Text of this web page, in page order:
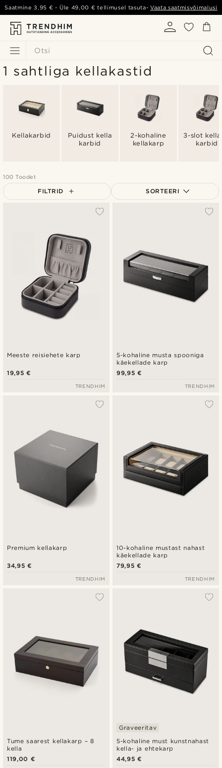
Otsi
Saatmine3,95 € - Üle 49,00 € tellimusel tasuta-Vaata saatmisvõimalusi
1 sahtliga kellakastid
Kellakarbid
Puidust kella
karbid
2-kohaline
kellakarp
3-slot
karbid
100 Toodet
FILTRID SORTEERI
Kõrgeim hind
Meeste reisiehete karp
19,95 €
TRENDHIM
5-kohaline musta spooniga
käekellade karp
99,95 €
TRENDHIM
Premium kellakarp
34,95 €
TRENDHIM
10-kohaline mustast nahast
käekellade karp
79,95 €
TRENDHIM
Tume saarest kellakarp – 8
kella
119,00 €
5-kohaline must kunstnahast
kella- ja ehtekarp
Graveeritav
44,95 €